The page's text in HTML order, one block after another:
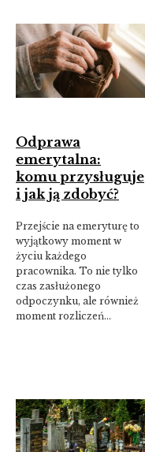
Odprawa
emerytalna:
komu przysługuje
i jak ją zdobyć?
Przejście na emeryturę to
wyjątkowy moment w
życiu każdego
pracownika. To nie tylko
czas zasłużonego
odpoczynku, ale również
moment rozliczeń…